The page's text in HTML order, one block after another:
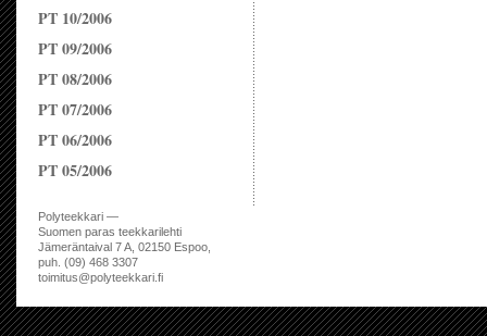
PT 10/2006
PT 09/2006
PT 08/2006
PT 07/2006
PT 06/2006
PT 05/2006
Polyteekkari —
Suomen paras teekkarilehti
Jämeräntaival 7 A, 02150 Espoo,
puh. (09) 468 3307
toimitus@polyteekkari.fi